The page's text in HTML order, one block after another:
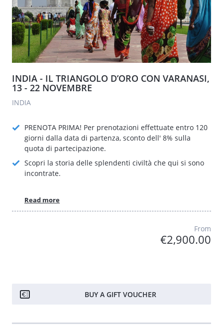
INDIA - IL TRIANGOLO D’ORO CON VARANASI,
13 - 22 NOVEMBRE
INDIA
PRENOTA PRIMA! Per prenotazioni effettuate entro 120
giorni dalla data di partenza, sconto dell' 8% sulla
quota di partecipazione.
Scopri la storia delle splendenti civiltà che qui si sono
incontrate.
Read more
From
€2,900.00
BUY A GIFT VOUCHER